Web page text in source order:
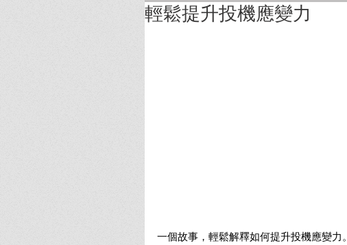
輕鬆提升投機應變力
一個故事，輕鬆解釋如何提升投機應變力。